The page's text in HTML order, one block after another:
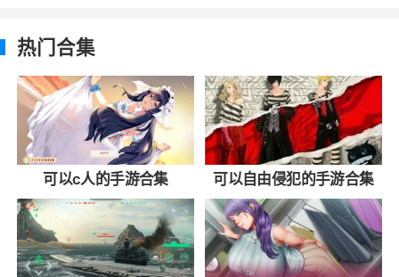
热门合集
可以c人的手游合集 可以自由侵犯的手游合集